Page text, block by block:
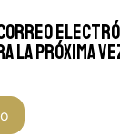
correo
la próxima